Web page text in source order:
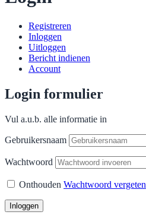
Registreren
Inloggen
Uitloggen
Bericht indienen
Account
Login formulier
Vul a.u.b. alle informatie in
Gebruikersnaam
Wachtwoord
Onthouden Wachtwoord vergeten